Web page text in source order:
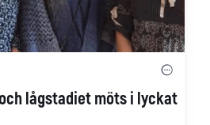
lågstadiet möts i lyckat